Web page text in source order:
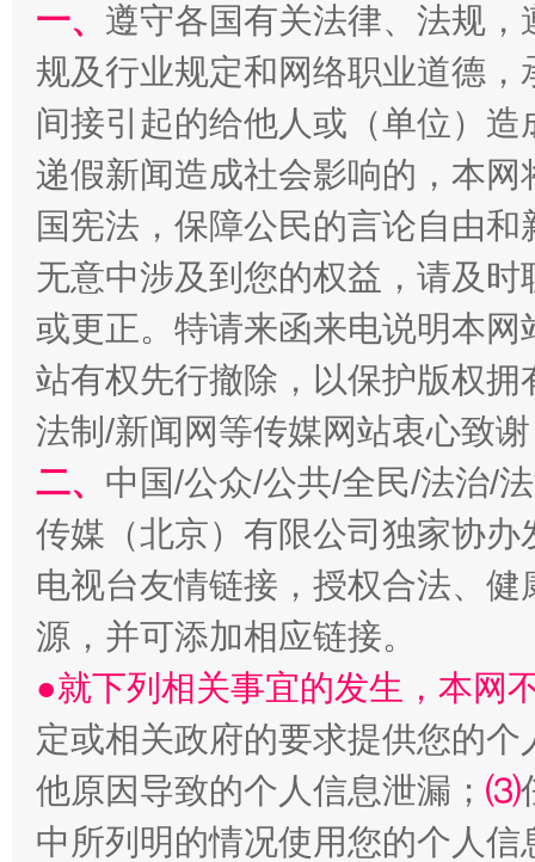
千年窑火 生生不息 一
揭开“小金库”的免责幌子
一、 遵守各国有关法律、法规
规及行业规定和网络职业道德
间接引起的给他人或（单位）
递假新闻造成社会影响的，本
国宪法，保障公民的言论自由
无意中涉及到您的权益，请及
或更正。特请来函来电说明本
站有权先行撤除，以保护版权
法制/新闻网等传媒网站衷心致
二、 中国/公众/公共/全民/法治/
传媒（北京）有限公司独家协
电视台友情链接，授权合法、
源，并可添加相应链接。
●就下列相关事宜的发生，本网
定或相关政府的要求提供您的个
他原因导致的个人信息泄漏； ⑶
中所列明的情况使用您的个人